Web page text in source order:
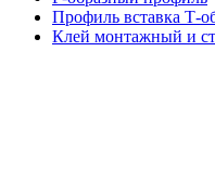
Профиль вставка Т-
Клей монтажный и